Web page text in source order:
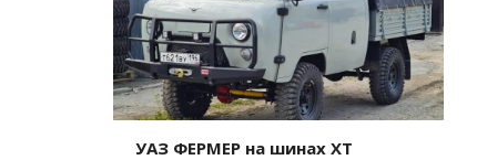
УАЗ ФЕРМЕР на шинах ХТ